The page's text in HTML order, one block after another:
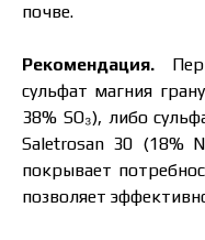
почве.
Рекомендация.
сульфат магния
38% SO₃), либо
Saletrosan 30 (18%
покрывает
позволяет